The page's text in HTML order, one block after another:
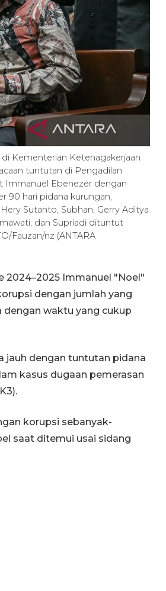
Kementerian Ketenagakerjaan
tuntutan di Pengadilan
Immanuel Ebenezer dengan
90 hari pidana kurungan,
Sutanto, Subhan, Gerry Aditya
dan Supriadi dituntut
Fauzan/nz (ANTARA
2024–2025 Immanuel "Noel"
dengan jumlah yang
waktu yang cukup
jauh dengan tuntutan pidana
kasus dugaan pemerasan
korupsi sebanyak-
saat ditemui usai sidang